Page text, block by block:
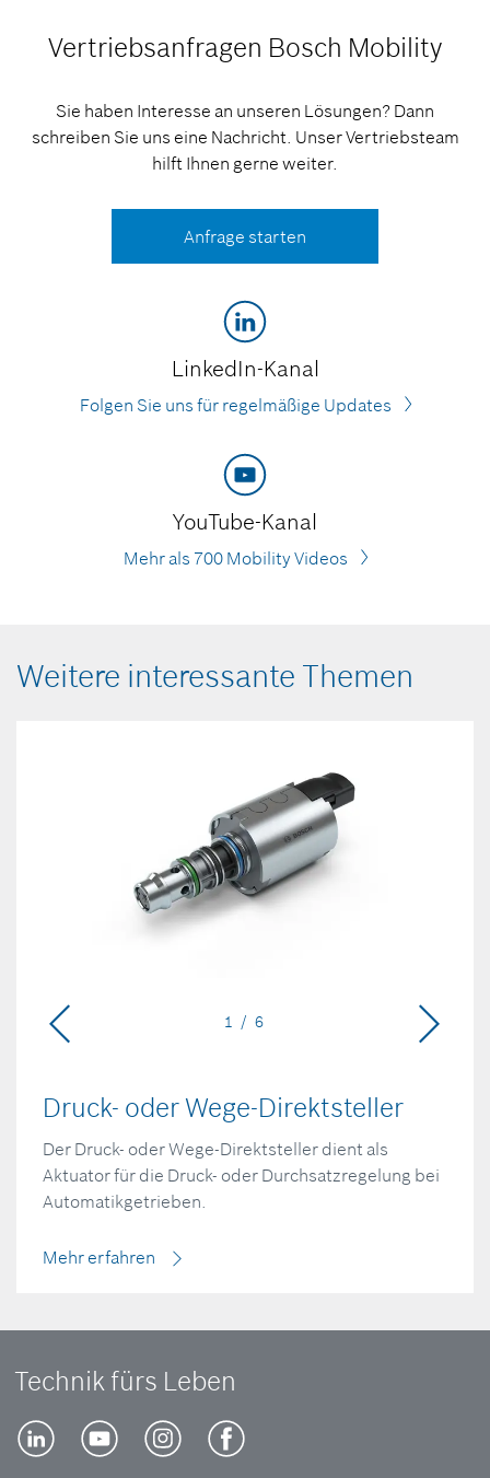
Vertriebsanfragen Bosch Mobility
Sie haben Interesse an unseren Lösungen? Dann
schreiben Sie uns eine Nachricht. Unser Vertriebsteam
hilft Ihnen gerne weiter.
Anfrage starten
LinkedIn-Kanal
Folgen Sie uns für regelmäßige Updates
YouTube-Kanal
Mehr als 700 Mobility Videos
Weitere interessante Themen
Druck- oder Wege-Direktsteller
Der Druck- oder Wege-Direktsteller dient als
Aktuator für die Druck- oder Durchsatzregelung bei
Automatikgetrieben.
Mehr erfahren
1 / 6
Technik fürs Leben